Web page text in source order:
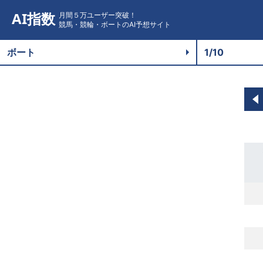
AI指数 月間５万ユーザー突破！
競馬・競輪・ボートのAI予想サイト